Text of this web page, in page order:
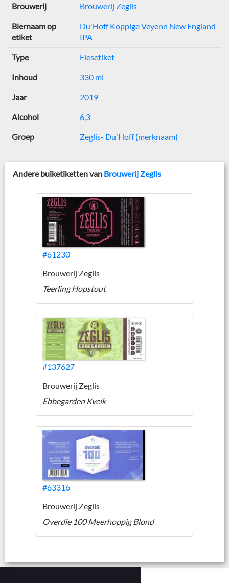
Brouwerij Brouwerij Zeglis
Biernaam op
etiket
Du'Hoff Koppige Veyenn New England
IPA
Type Flesetiket
Inhoud 330 ml
Jaar 2019
Alcohol 6,3
Groep Zeglis- Du'Hoff (merknaam)
Andere buiketiketten van Brouwerij Zeglis
#61230
Brouwerij Zeglis
Teerling Hopstout
#137627
Brouwerij Zeglis
Ebbegarden Kveik
#63316
Brouwerij Zeglis
Overdie 100 Meerhoppig Blond